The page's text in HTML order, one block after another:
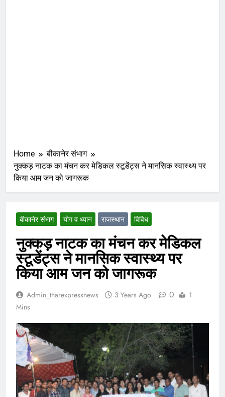
Home
बीकानेर संभाग
नुक्कड़ नाटक का मंचन कर मेडिकल स्टूडेंट्स ने मानसिक स्वास्थ्य पर
किया आम जन को जागरूक
बीकानेर संभाग योग व ध्यान राजस्थान विविध
नुक्कड़ नाटक का मंचन कर मेडिकल
स्टूडेंट्स ने मानसिक स्वास्थ्य पर
किया आम जन को जागरूक
Admin_tharexpressnews 3 Years Ago 0
1
Mins